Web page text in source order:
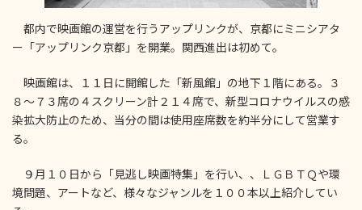
都内で映画館の運営を行うアップリンクが、京都にミニシアタ
ー「アップリンク京都」を開業。関西進出は初めて。
映画館は、１１日に開館した「新風館」の地下１階にある。３
８～７３席の４スクリーン計２１４席で、新型コロナウイルスの感
染拡大防止のため、当分の間は使用座席数を約半分にして営業す
る。
９月１０日から「見逃し映画特集」を行い、、ＬＧＢＴＱや環
境問題、アートなど、様々なジャンルを１００本以上紹介してい